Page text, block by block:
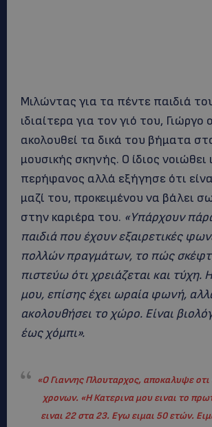
Μιλώντας για τα πέντε παιδιά
ιδιαίτερα για τον γιό του, Γιώργο
ακολουθεί τα δικά του βήματα
μουσικής σκηνής. Ο ίδιος νοιώθει
περήφανος αλλά εξήγησε ότι
μαζί του, προκειμένου να βάλει
στην καριέρα του. «Υπάρχουν
παιδιά που έχουν εξαιρετικές
πολλών πραγμάτων, το πώς
πιστεύω ότι χρειάζεται και τύχη.
μου, επίσης έχει ωραία φωνή,
ακολουθήσει το χώρο. Είναι
έως χόμπι».
«Ο Γιαννης Πλουταρχος, αποκαλυψε οτι
χρονων. «Η Κατερινα μου ειναι το
ειναι 22 στα 23. Εγω ειμαι 50 ετών.